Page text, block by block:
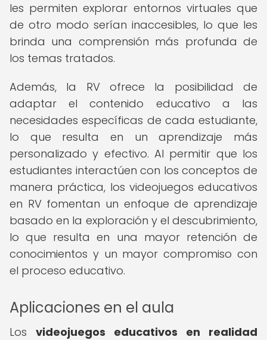
les permiten explorar entornos virtuales que
de otro modo serían inaccesibles, lo que les
brinda una comprensión más profunda de
los temas tratados.
Además, la RV ofrece la posibilidad de
adaptar el contenido educativo a las
necesidades específicas de cada estudiante,
lo que resulta en un aprendizaje más
personalizado y efectivo. Al permitir que los
estudiantes interactúen con los conceptos de
manera práctica, los videojuegos educativos
en RV fomentan un enfoque de aprendizaje
basado en la exploración y el descubrimiento,
lo que resulta en una mayor retención de
conocimientos y un mayor compromiso con
el proceso educativo.
Aplicaciones en el aula
Los videojuegos educativos en realidad